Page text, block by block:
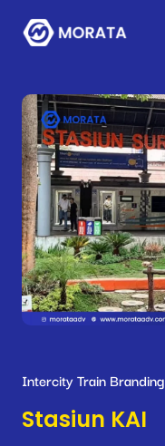
Intercity Train Branding
Stasiun KAI